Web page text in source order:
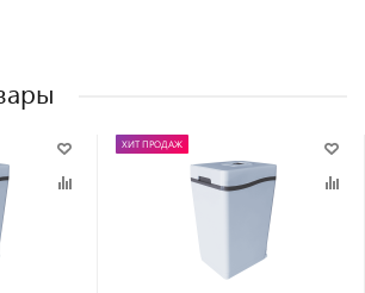
ХИТ ПРОДАЖ